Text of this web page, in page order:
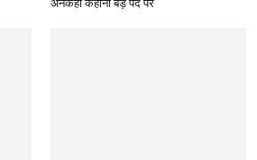
अनकही कहानी बड़े पर्दे पर